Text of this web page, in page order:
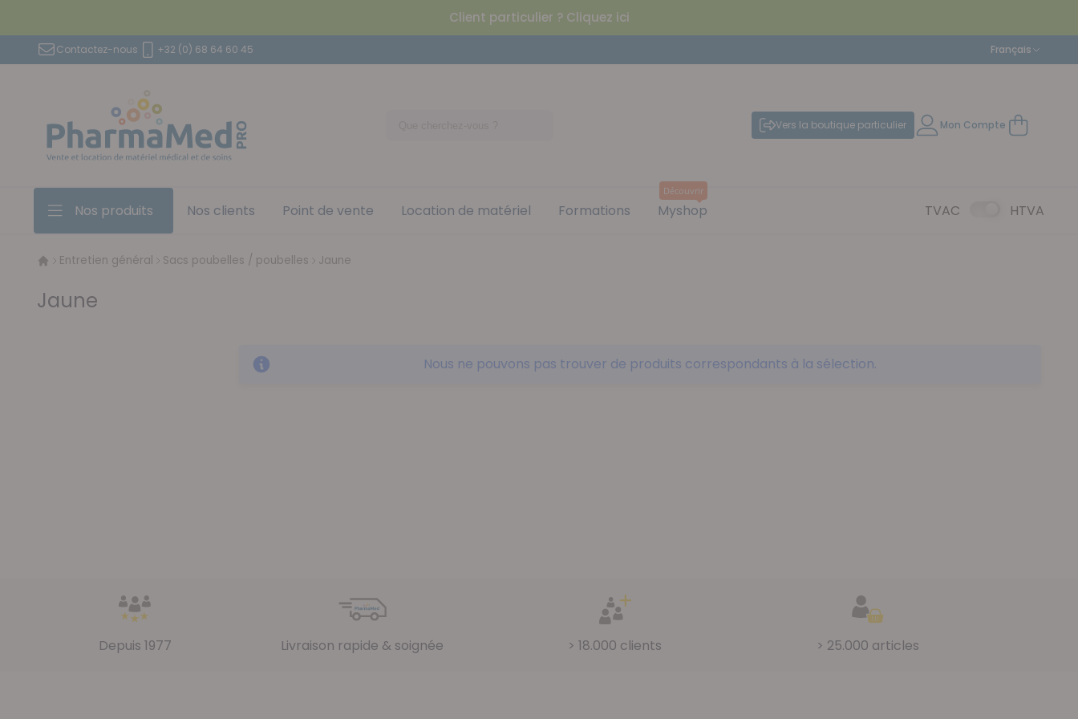
Client particulier ? Cliquez ici
Aller au contenu
Contactez-nous +32 (0) 68 64 60 45 Langue
Français
Vers la boutique particulier Mon Compte Mon panier
Nos produits Nos clients Point de vente Location de matériel Formations Myshop
Découvrir
TVAC HTVA
Entretien général Sacs poubelles / poubelles Jaune
Jaune
Nous ne pouvons pas trouver de produits correspondants à la sélection.
Depuis 1977 Livraison rapide & soignée > 18.000 clients > 25.000 articles